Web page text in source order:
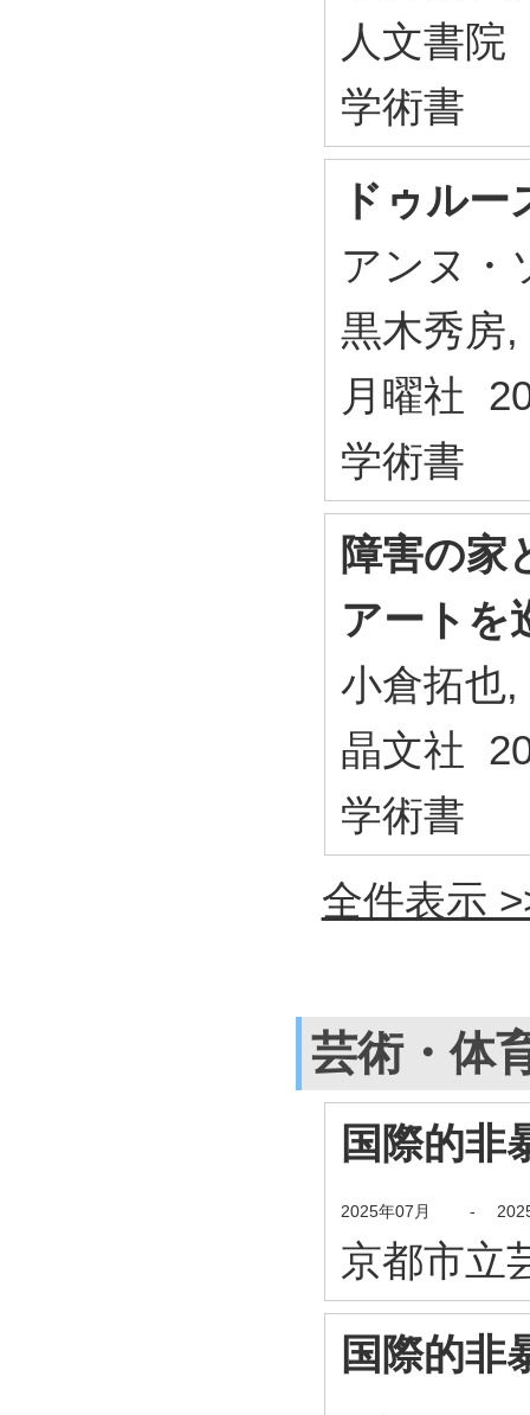
人文書院
学術書
ドゥルー
アンヌ・
黒木秀房
月曜社
学術書
障害の
アートを
小倉拓也
晶文社
学術書
全件表示
芸術・体
国際的非
2025年07月 -
京都市立
国際的非